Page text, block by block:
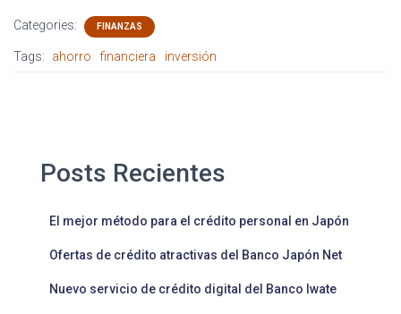
Categories: FINANZAS
Tags: ahorro financiera inversión
Posts Recientes
El mejor método para el crédito personal en Japón
Ofertas de crédito atractivas del Banco Japón Net
Nuevo servicio de crédito digital del Banco Iwate